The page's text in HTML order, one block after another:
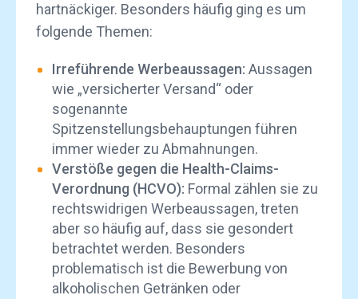
hartnäckiger. Besonders häufig ging es um
folgende Themen:
Irreführende Werbeaussagen: Aussagen
wie „versicherter Versand“ oder
sogenannte
Spitzenstellungsbehauptungen führen
immer wieder zu Abmahnungen.
Verstöße gegen die Health-Claims-
Verordnung (HCVO): Formal zählen sie zu
rechtswidrigen Werbeaussagen, treten
aber so häufig auf, dass sie gesondert
betrachtet werden. Besonders
problematisch ist die Bewerbung von
alkoholischen Getränken oder